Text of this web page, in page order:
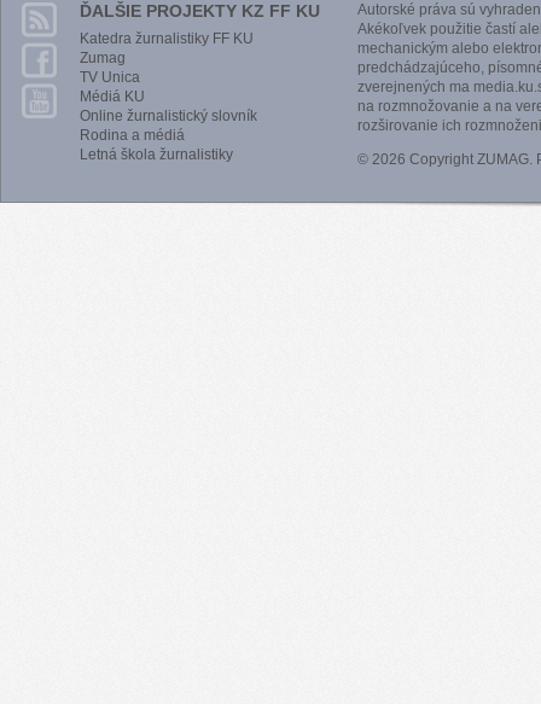
ĎALŠIE PROJEKTY KZ FF KU
Katedra žurnalistiky FF KU
Zumag
TV Unica
Médiá KU
Online žurnalistický slovník
Rodina a médiá
Letná škola žurnalistiky
Autorské práva sú
Akékoľvek použitie častí
mechanickým alebo
predchádzajúceho,
zverejnených ma
na rozmnožovanie a na
rozširovanie ich
© 2026 Copyright ZUMAG.